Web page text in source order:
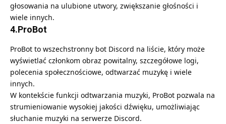
głosowania na ulubione utwory, zwiększanie głośności i
wiele innych.
4.ProBot
ProBot to wszechstronny bot Discord na liście, który może
wyświetlać członkom obraz powitalny, szczegółowe logi,
polecenia społecznościowe, odtwarzać muzykę i wiele
innych.
W kontekście funkcji odtwarzania muzyki, ProBot pozwala na
strumieniowanie wysokiej jakości dźwięku, umożliwiając
słuchanie muzyki na serwerze Discord.